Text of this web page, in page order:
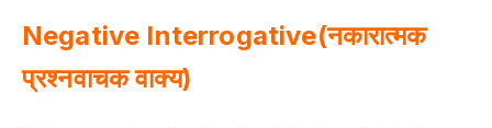
Negative Interrogative(नकारात्मक
प्रश्नवाचक वाक्य)